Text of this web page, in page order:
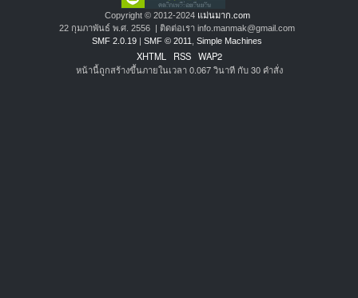
Copyright © 2012-2024 แม่นมาก.com
22 กุมภาพันธ์ พ.ศ. 2556 | ติดต่อเรา info.manmak@gmail.com
SMF 2.0.19
SMF © 2011 Simple Machines
XHTML RSS WAP2
หน้านี้ถูกสร้างขึ้นภายในเวลา 0.067 วินาที กับ 30 คำสั่ง